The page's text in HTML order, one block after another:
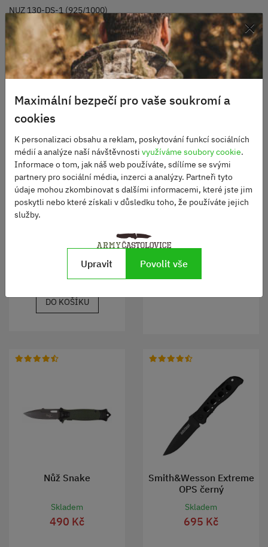
NUZ 130-DS-1 (925/1000)
Alternativní produkty
Nůž OPINEL EFFILE VRI
Skladem
495 Kč
DO KOŠÍKU
Nůž zavírací CORGI
2160 Kč
Nůž Snake
Skladem
490 Kč
Smith&Wesson Extreme
OPS černý
Skladem
695 Kč
×
Maximální bezpečí pro vaše soukromí a
cookies
K personalizaci obsahu a reklam, poskytování funkcí sociálních
médií a analýze naší návštěvnosti využíváme soubory cookie.
Informace o tom, jak náš web používáte, sdílíme se svými
partnery pro sociální média, inzerci a analýzy. Partneři tyto
údaje mohou zkombinovat s dalšími informacemi, které jste jim
poskytli nebo které získali v důsledku toho, že používáte jejich
služby.
Upravit Povolit vše